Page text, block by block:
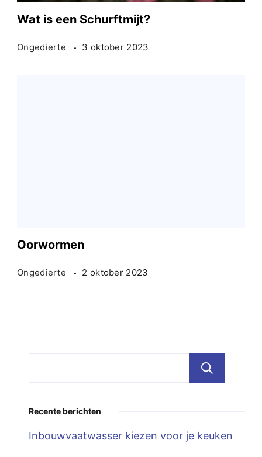
Wat is een Schurftmijt?
Ongedierte 3 oktober 2023
Oorwormen
Ongedierte 2 oktober 2023
Recente berichten
Inbouwvaatwasser kiezen voor je keuken